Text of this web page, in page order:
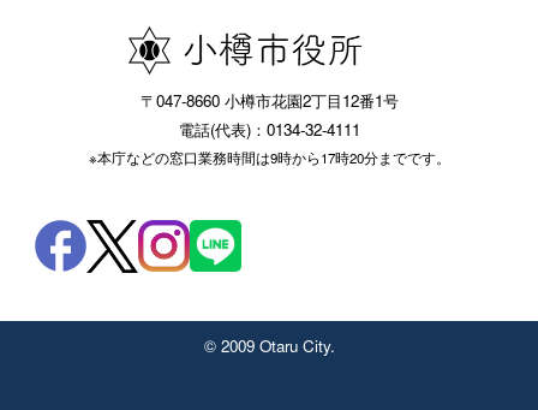
〒047-8660 小樽市花園2丁目12番1号
電話(代表)：0134-32-4111
※本庁などの窓口業務時間は9時から17時20分までです。
© 2009 Otaru City.